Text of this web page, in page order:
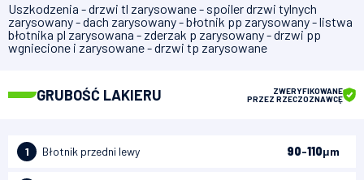
Uszkodzenia - drzwi tl zarysowane - spoiler drzwi tylnych
zarysowany - dach zarysowany - błotnik pp zarysowany - listwa
błotnika pl zarysowana - zderzak p zarysowany - drzwi pp
wgniecione i zarysowane - drzwi tp zarysowane
GRUBOŚĆ LAKIERU
ZWERYFIKOWANE
PRZEZ RZECZOZNAWCĘ
1 Błotnik przedni lewy 90-110μm